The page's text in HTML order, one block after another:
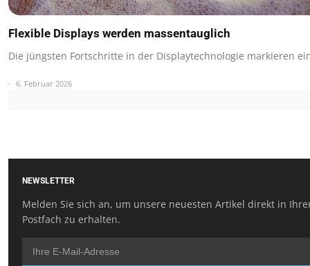
Flexible Displays werden massentauglich
Die jüngsten Fortschritte in der Displaytechnologie markieren
6. Februar 2026
NEWSLETTER
Melden Sie sich an, um unsere neuesten Artikel direkt in
Postfach zu erhalten.